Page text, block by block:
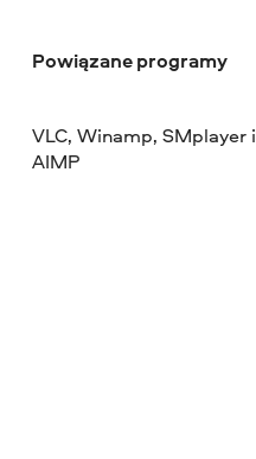
Powiązane programy
VLC, Winamp, SMplayer i
AIMP